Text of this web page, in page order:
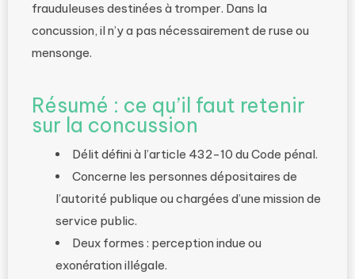
frauduleuses destinées à tromper. Dans la
concussion, il n’y a pas nécessairement de ruse ou
mensonge.
Résumé : ce qu’il faut retenir
sur la concussion
Délit défini à l’article 432-10 du Code pénal.
Concerne les personnes dépositaires de
l’autorité publique ou chargées d’une mission de
service public.
Deux formes : perception indue ou
exonération illégale.